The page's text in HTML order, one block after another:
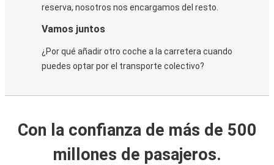
reserva, nosotros nos encargamos del resto.
Vamos juntos
¿Por qué añadir otro coche a la carretera cuando
puedes optar por el transporte colectivo?
Con la confianza de más de 500
millones de pasajeros.